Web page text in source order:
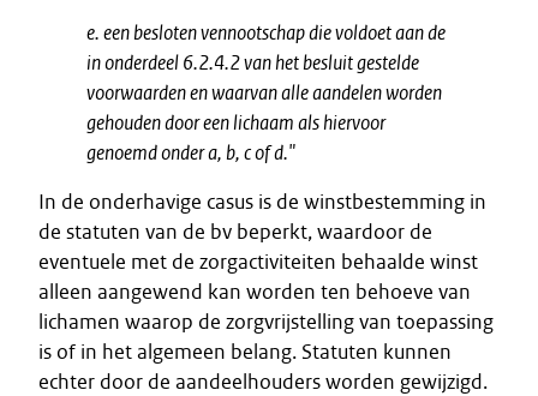
e. een besloten vennootschap die voldoet aan de
in onderdeel 6.2.4.2 van het besluit gestelde
voorwaarden en waarvan alle aandelen worden
gehouden door een lichaam als hiervoor
genoemd onder a, b, c of d."
In de onderhavige casus is de winstbestemming in
de statuten van de bv beperkt, waardoor de
eventuele met de zorgactiviteiten behaalde winst
alleen aangewend kan worden ten behoeve van
lichamen waarop de zorgvrijstelling van toepassing
is of in het algemeen belang. Statuten kunnen
echter door de aandeelhouders worden gewijzigd.